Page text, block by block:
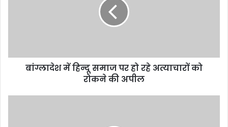
बांग्लादेश में हिन्दू समाज पर हो रहे अत्याचारों को
रोकने की अपील